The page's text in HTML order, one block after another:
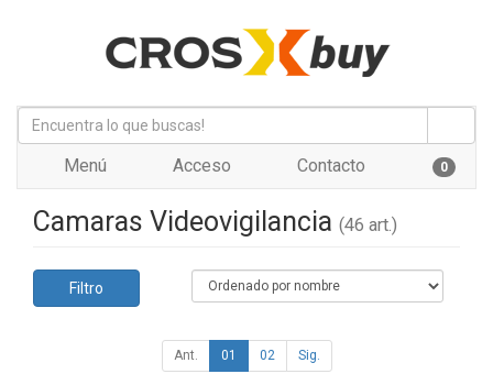
Menú Acceso Contacto 0
Camaras Videovigilancia (46 art.)
Filtro
Ant. 01 02 Sig.